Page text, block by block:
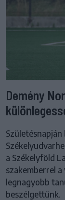
Demény
a Székelyföld
szakemberrel
legnagyobb
beszélgettünk.